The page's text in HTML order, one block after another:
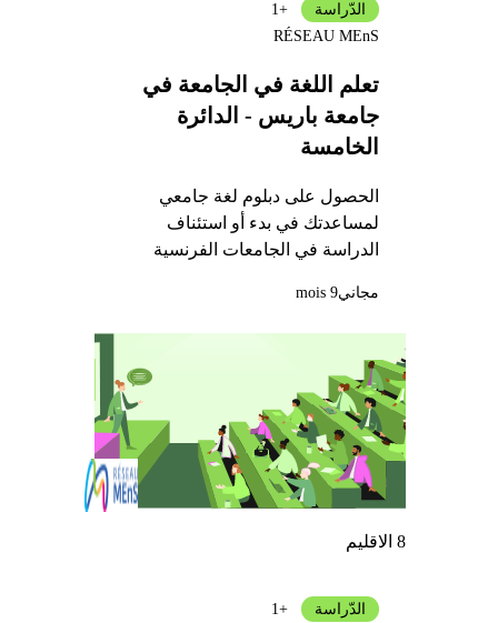
تعلم اللغة في الجامعة في
جامعة باريس - الدائرة
الخامسة
الحصول على دبلوم لغة جامعي
لمساعدتك في بدء أو استئناف
الدراسة في الجامعات الفرنسية
الدّراسة
+1
RÉSEAU MEnS
مجاني9 mois
8 الاقليم
الدّراسة
+1